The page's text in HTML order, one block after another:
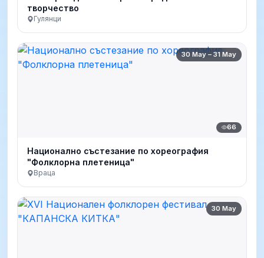
творчество
Гулянци
30 May – 31 May
66
Национално състезание по хореография
"Фолклорна плетеница"
Враца
30 May